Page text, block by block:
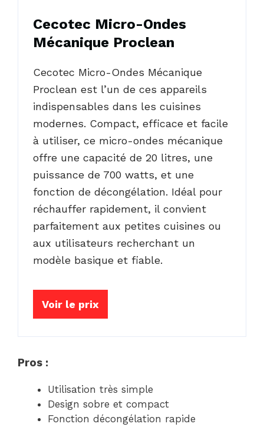
Cecotec Micro-Ondes
Mécanique Proclean
Cecotec Micro-Ondes Mécanique
Proclean est l’un de ces appareils
indispensables dans les cuisines
modernes. Compact, efficace et facile
à utiliser, ce micro-ondes mécanique
offre une capacité de 20 litres, une
puissance de 700 watts, et une
fonction de décongélation. Idéal pour
réchauffer rapidement, il convient
parfaitement aux petites cuisines ou
aux utilisateurs recherchant un
modèle basique et fiable.
Voir le prix
Pros :
Utilisation très simple
Design sobre et compact
Fonction décongélation rapide